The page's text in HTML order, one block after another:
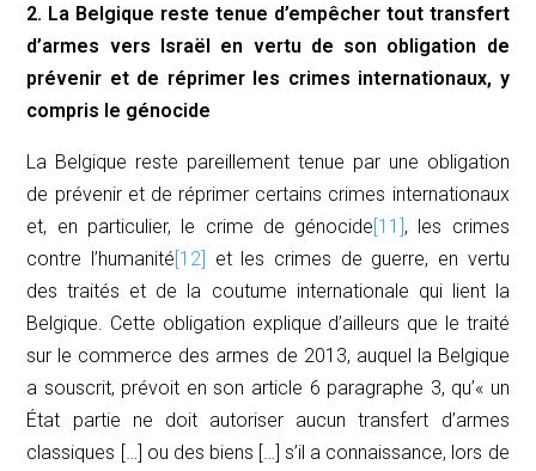
2. La Belgique reste tenue d’empêcher tout transfert
d’armes vers Israël en vertu de son obligation de
prévenir et de réprimer les crimes internationaux, y
compris le génocide
La Belgique reste pareillement tenue par une obligation
de prévenir et de réprimer certains crimes internationaux
et, en particulier, le crime de génocide[11], les crimes
contre l’humanité[12] et les crimes de guerre, en vertu
des traités et de la coutume internationale qui lient la
Belgique. Cette obligation explique d’ailleurs que le traité
sur le commerce des armes de 2013, auquel la Belgique
a souscrit, prévoit en son article 6 paragraphe 3, qu’« un
État partie ne doit autoriser aucun transfert d’armes
classiques […] ou des biens […] s’il a connaissance, lors de